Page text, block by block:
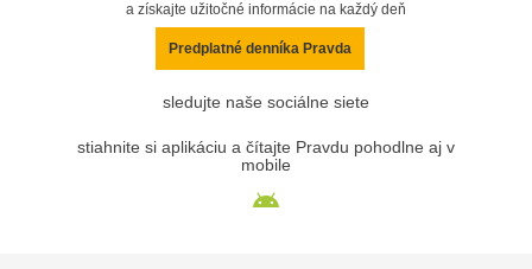
a získajte užitočné informácie na každý deň
Predplatné denníka Pravda
sledujte naše sociálne siete
stiahnite si aplikáciu a čítajte Pravdu pohodlne aj v
mobile